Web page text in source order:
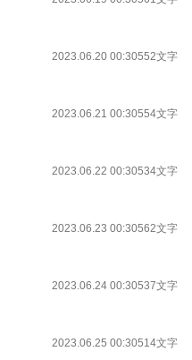
2023.06.20 00:30552文字
2023.06.21 00:30554文字
2023.06.22 00:30534文字
2023.06.23 00:30562文字
2023.06.24 00:30537文字
2023.06.25 00:30514文字